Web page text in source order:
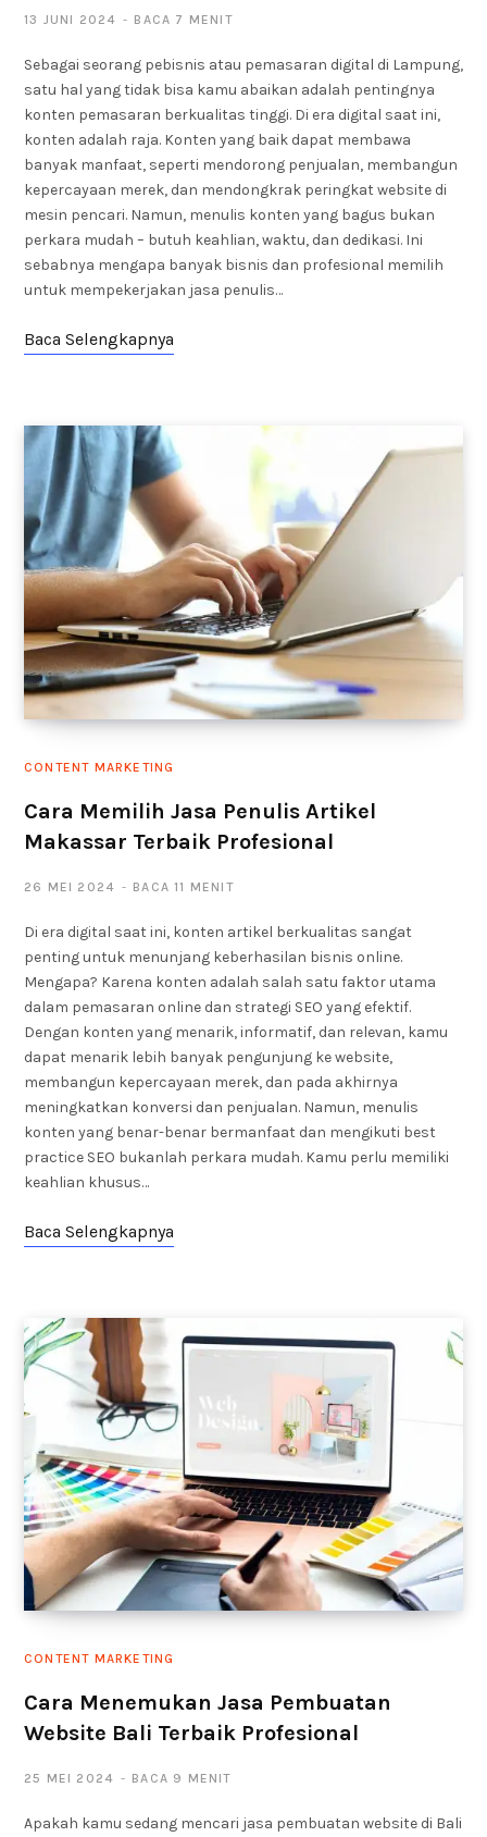
13 JUNI 2024 BACA 7 MENIT
Sebagai seorang pebisnis atau pemasaran digital di Lampung,
satu hal yang tidak bisa kamu abaikan adalah pentingnya
konten pemasaran berkualitas tinggi. Di era digital saat ini,
konten adalah raja. Konten yang baik dapat membawa
banyak manfaat, seperti mendorong penjualan, membangun
kepercayaan merek, dan mendongkrak peringkat website di
mesin pencari. Namun, menulis konten yang bagus bukan
perkara mudah – butuh keahlian, waktu, dan dedikasi. Ini
sebabnya mengapa banyak bisnis dan profesional memilih
untuk mempekerjakan jasa penulis…
Baca Selengkapnya
CONTENT MARKETING
Cara Memilih Jasa Penulis Artikel
Makassar Terbaik Profesional
26 MEI 2024 BACA 11 MENIT
Di era digital saat ini, konten artikel berkualitas sangat
penting untuk menunjang keberhasilan bisnis online.
Mengapa? Karena konten adalah salah satu faktor utama
dalam pemasaran online dan strategi SEO yang efektif.
Dengan konten yang menarik, informatif, dan relevan, kamu
dapat menarik lebih banyak pengunjung ke website,
membangun kepercayaan merek, dan pada akhirnya
meningkatkan konversi dan penjualan. Namun, menulis
konten yang benar-benar bermanfaat dan mengikuti best
practice SEO bukanlah perkara mudah. Kamu perlu memiliki
keahlian khusus…
Baca Selengkapnya
CONTENT MARKETING
Cara Menemukan Jasa Pembuatan
Website Bali Terbaik Profesional
25 MEI 2024 BACA 9 MENIT
Apakah kamu sedang mencari jasa pembuatan website di Bali